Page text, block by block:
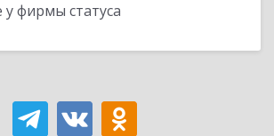
у фирмы статуса